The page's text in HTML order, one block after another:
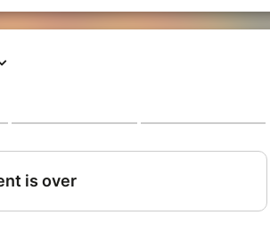
de son pays, en s'appuyant
(Usa) parmi 25 autres artistes à
il est fondateur du mouvement
a connu un grand succès au fameux
de la scène Hip Hop
année à la 34ème édition des DMC